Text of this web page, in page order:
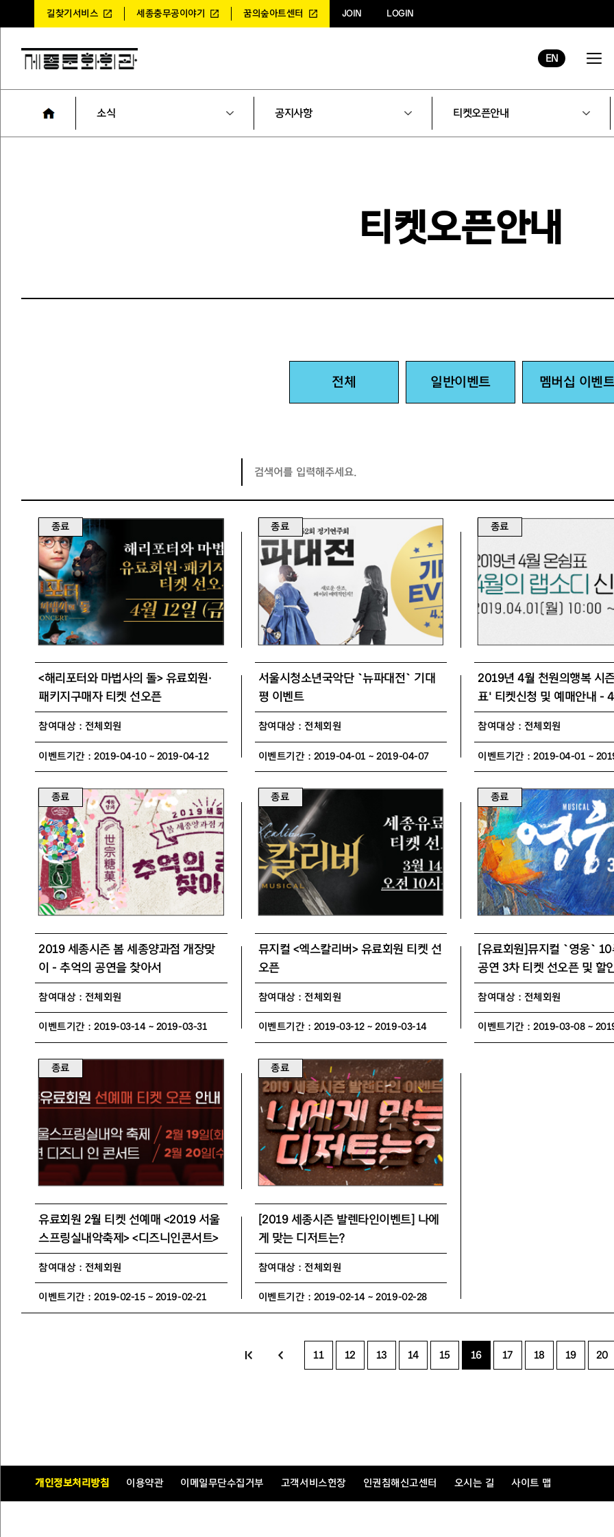
길찾기서비스 세종충무공이야기 꿈의숲아트센터 JOIN LOGIN
EN
소식 공지사항 티켓오픈안내
티켓오픈안내
전체 일반이벤트 멤버십 이벤
종료
<해리포터와 마법사의 돌> 유료회원·
패키지구매자 티켓 선오픈
참여대상 : 전체회원
이벤트기간 : 2019-04-10 ~ 2019-04-12
종료
서울시청소년국악단 `뉴파대전` 기대
평 이벤트
참여대상 : 전체회원
이벤트기간 : 2019-04-01 ~ 2019-04-07
종료
2019년 4월 천원의행복 시
표' 티켓신청 및 예매안내 -
디
참여대상 : 전체회원
이벤트기간 : 2019-04-01 ~
종료
2019 세종시즌 봄 세종양과점 개장맞
이 - 추억의 공연을 찾아서
참여대상 : 전체회원
이벤트기간 : 2019-03-14 ~ 2019-03-31
종료
뮤지컬 <엑스칼리버> 유료회원 티켓 선
오픈
참여대상 : 전체회원
이벤트기간 : 2019-03-12 ~ 2019-03-14
종료
[유료회원]뮤지컬 `영웅` 10
공연 3차 티켓 선오픈 및 할
참여대상 : 전체회원
이벤트기간 : 2019-03-08 ~
종료
유료회원 2월 티켓 선예매 <2019 서울
스프링실내악축제> <디즈니인콘서트>
참여대상 : 전체회원
이벤트기간 : 2019-02-15 ~ 2019-02-21
종료
[2019 세종시즌 발렌타인이벤트] 나에
게 맞는 디저트는?
참여대상 : 전체회원
이벤트기간 : 2019-02-14 ~ 2019-02-28
11 12 13 14 15 16 17 18 19 20
개인정보처리방침 이용약관 이메일무단수집거부 고객서비스헌장 인권침해신고센터 오시는 길 사이트 맵